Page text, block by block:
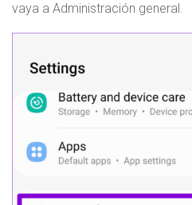
vaya a Administración general.